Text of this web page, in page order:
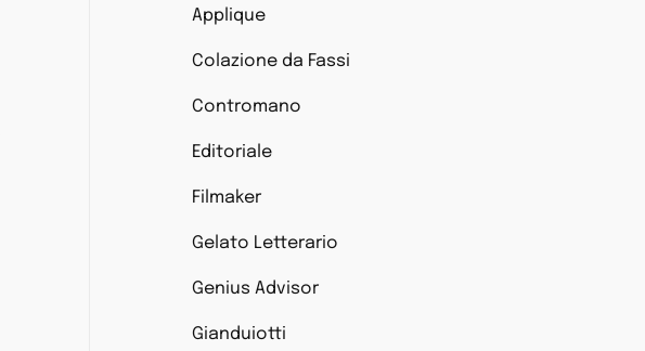
Applique
Colazione da Fassi
Contromano
Editoriale
Filmaker
Gelato Letterario
Genius Advisor
Gianduiotti